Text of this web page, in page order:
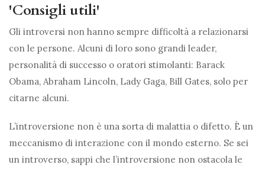
'Consigli utili'
Gli introversi non hanno sempre difficoltà a relazionarsi
con le persone. Alcuni di loro sono grandi leader,
personalità di successo o oratori stimolanti: Barack
Obama, Abraham Lincoln, Lady Gaga, Bill Gates, solo per
citarne alcuni.
L’introversione non è una sorta di malattia o difetto. È un
meccanismo di interazione con il mondo esterno. Se sei
un introverso, sappi che l’introversione non ostacola le